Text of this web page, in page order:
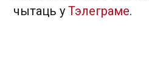
чытаць у Тэлеграме.